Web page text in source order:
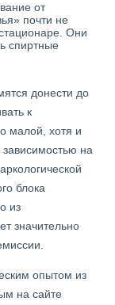
от
почти не
Они
спиртные
донести до
к
малой, хотя и
на
блока
из
значительно
опытом из
на сайте